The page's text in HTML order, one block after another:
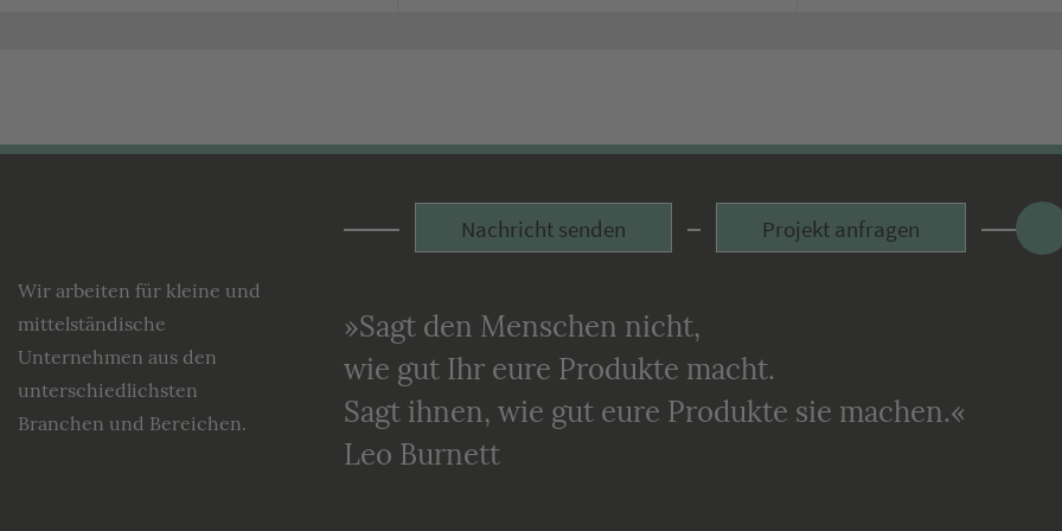
Wir arbeiten für kleine und
mittelständische
Unternehmen aus den
unterschiedlichsten
Branchen und Bereichen.
Nachricht senden Projekt anfragen
»Sagt den Menschen nicht,
wie gut Ihr eure Produkte macht.
Sagt ihnen, wie gut eure Produkte sie machen.«
Leo Burnett